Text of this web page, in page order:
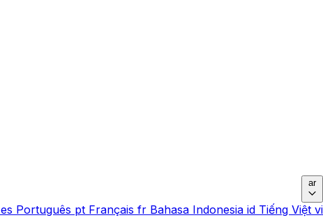
ar
es Português pt Français fr Bahasa Indonesia id Tiếng Việt vi